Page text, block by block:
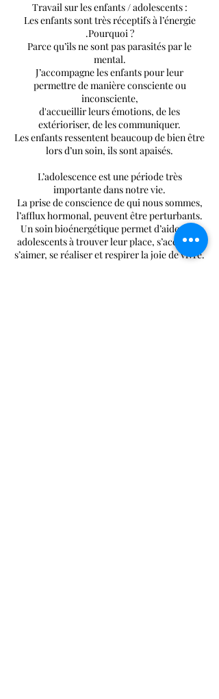
Travail sur les enfants / adolescents :
Les enfants sont très réceptifs à l’énergie
.Pourquoi ?
Parce qu’ils ne sont pas parasités par le
mental.
J’accompagne les enfants pour leur
permettre de manière consciente ou
inconsciente,
d'accueillir leurs émotions, de les
extérioriser, de les communiquer.
Les enfants ressentent beaucoup de bien être
lors d’un soin, ils sont apaisés.
L’adolescence est une période très
importante dans notre vie.
La prise de conscience de qui nous sommes,
l’afflux hormonal, peuvent être perturbants.
Un soin bioénergétique permet d’aider ces
adolescents à trouver leur place, s’accepter,
s’aimer, se réaliser et respirer la joie de vivre.